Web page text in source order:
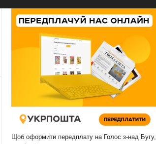
Щоб оформити передплату на Голос з-над Бугу,